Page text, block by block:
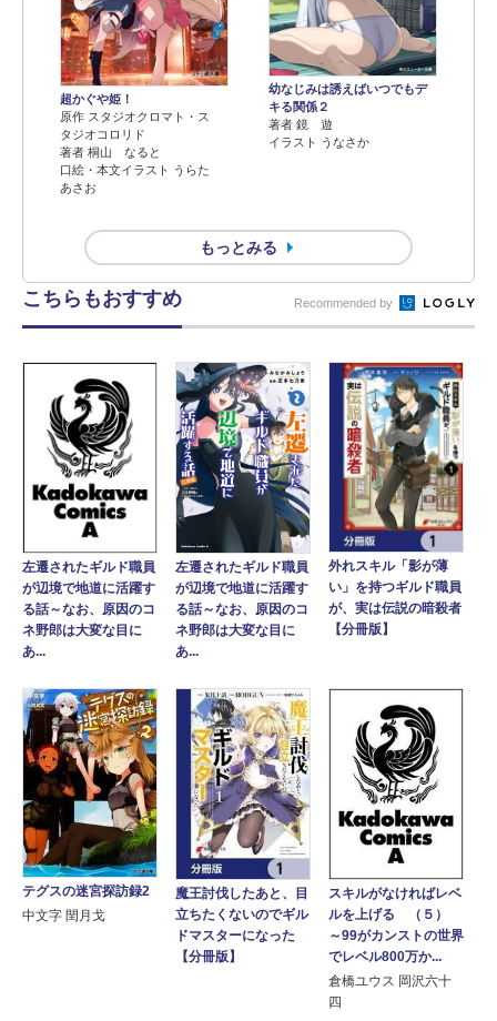
超かぐや姫！
原作 スタジオクロマト・ス
タジオコロリド
著者 桐山 なると
口絵・本文イラスト うらた
あさお
幼なじみは誘えばいつでもデ
キる関係２
著者 鏡 遊
イラスト うなさか
もっとみる
こちらもおすすめ Recommended by
左遷されたギルド職員
が辺境で地道に活躍す
る話～なお、原因のコ
ネ野郎は大変な目に
あ...
左遷されたギルド職員
が辺境で地道に活躍す
る話～なお、原因のコ
ネ野郎は大変な目に
あ...
外れスキル「影が薄
い」を持つギルド職員
が、実は伝説の暗殺者
【分冊版】
テグスの迷宮探訪録2
中文字 閏月戈
魔王討伐したあと、目
立ちたくないのでギル
ドマスターになった
【分冊版】
スキルがなければレベ
ルを上げる （５）
～99がカンストの世界
でレベル800万か...
倉橋ユウス 岡沢六十
四